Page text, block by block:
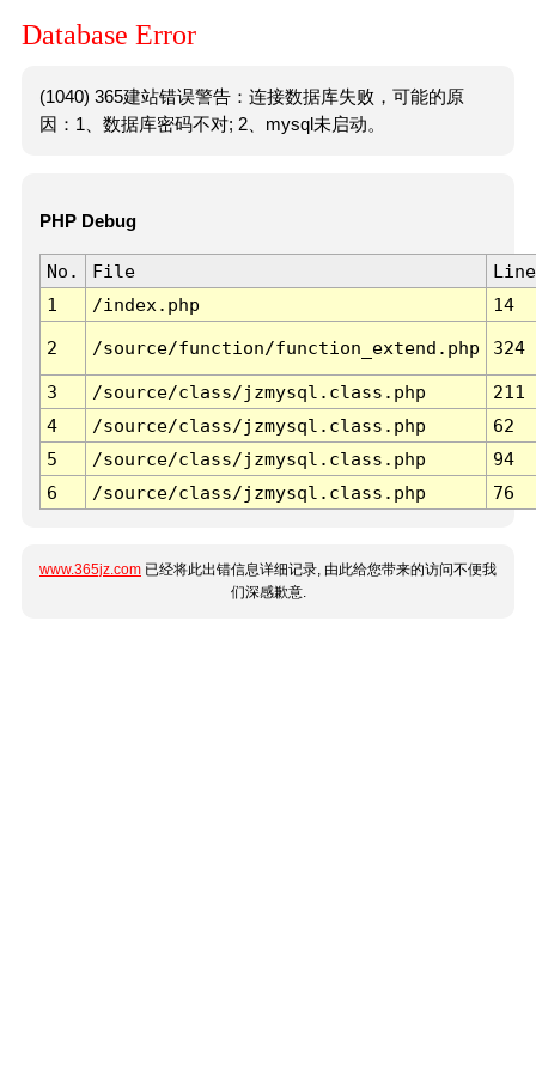
Database Error
(1040) 365建站错误警告：连接数据库失败，可能的原
因：1、数据库密码不对; 2、mysql未启动。
PHP Debug
No. File
Line
1
/index.php 14
2 /source/function/function_extend.php 324
3 /source/class/jzmysql.class.php
211
4
/source/class/jzmysql.class.php
62
5
/source/class/jzmysql.class.php
94
6
/source/class/jzmysql.class.php 76
www.365jz.com 已经将此出错信息详细记录, 由此给您带来的访问不便我
们深感歉意.